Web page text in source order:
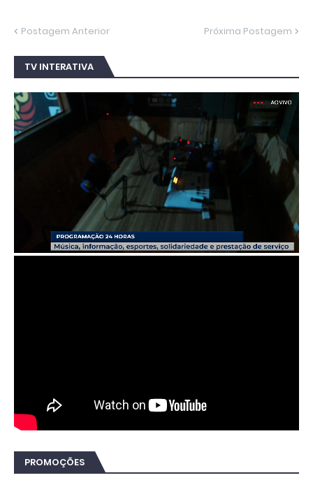
Postagem Anterior Próxima Postagem
TV INTERATIVA
PROMOÇÕES